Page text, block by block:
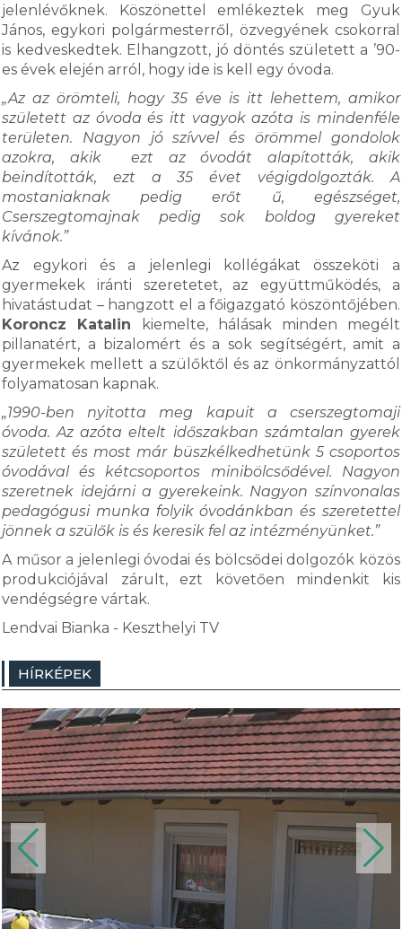
jelenlévőknek. Köszönettel emlékeztek meg Gyuk
János, egykori polgármesterről, özvegyének csokorral
is kedveskedtek. Elhangzott, jó döntés született a ’90-
es évek elején arról, hogy ide is kell egy óvoda.
„Az az örömteli, hogy 35 éve is itt lehettem, amikor
született az óvoda és itt vagyok azóta is mindenféle
területen. Nagyon jó szívvel és örömmel gondolok
azokra, akik ezt az óvodát alapították, akik
beindították, ezt a 35 évet végigdolgozták. A
mostaniaknak pedig erőt ű, egészséget,
Cserszegtomajnak pedig sok boldog gyereket
kívánok.”
Az egykori és a jelenlegi kollégákat összeköti a
gyermekek iránti szeretetet, az együttműködés, a
hivatástudat – hangzott el a főigazgató köszöntőjében.
Koroncz Katalin
kiemelte, hálásak minden megélt
pillanatért, a bizalomért és a sok segítségért, amit a
gyermekek mellett a szülőktől és az önkormányzattól
folyamatosan kapnak.
„1990-ben nyitotta meg kapuit a cserszegtomaji
óvoda. Az azóta eltelt időszakban számtalan gyerek
született és most már büszkélkedhetünk 5 csoportos
óvodával és kétcsoportos minibölcsődével. Nagyon
szeretnek idejárni a gyerekeink. Nagyon színvonalas
pedagógusi munka folyik óvodánkban és szeretettel
jönnek a szülők is és keresik fel az intézményünket.”
A műsor a jelenlegi óvodai és bölcsődei dolgozók közös
produkciójával zárult, ezt követően mindenkit kis
vendégségre vártak.
Lendvai Bianka - Keszthelyi TV
HÍRKÉPEK